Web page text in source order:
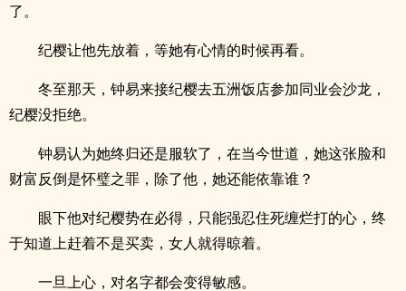
了。
纪樱让他先放着，等她有心情的时候再看。
冬至那天，钟易来接纪樱去五洲饭店参加同业会沙龙，
纪樱没拒绝。
钟易认为她终归还是服软了，在当今世道，她这张脸和
财富反倒是怀璧之罪，除了他，她还能依靠谁？
眼下他对纪樱势在必得，只能强忍住死缠烂打的心，终
于知道上赶着不是买卖，女人就得晾着。
一旦上心，对名字都会变得敏感。